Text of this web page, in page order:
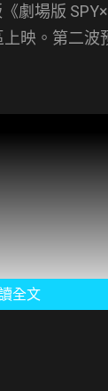
劇場版
映。第二波
全文